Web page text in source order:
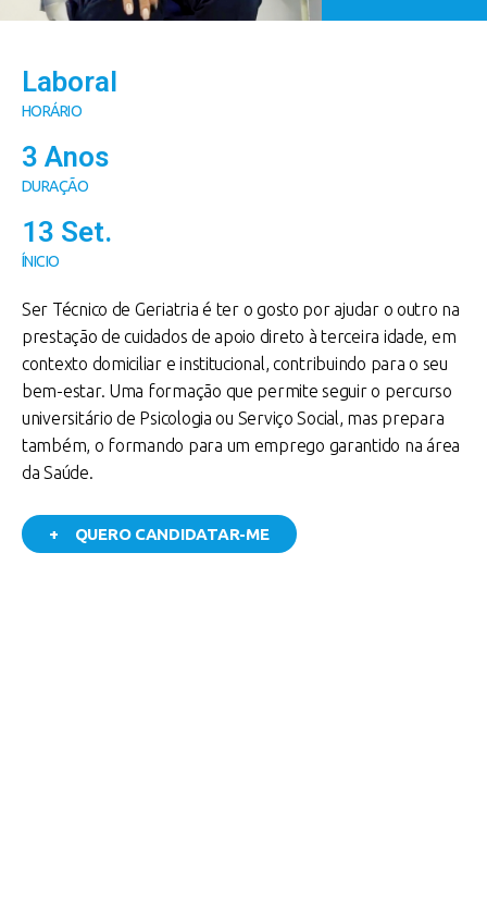
Laboral
HORÁRIO
3 Anos
DURAÇÃO
13 Set.
ÍNICIO
Ser Técnico de Geriatria é ter o gosto por ajudar o outro na
prestação de cuidados de apoio direto à terceira idade, em
contexto domiciliar e institucional, contribuindo para o seu
bem-estar. Uma formação que permite seguir o percurso
universitário de Psicologia ou Serviço Social, mas prepara
também, o formando para um emprego garantido na área
da Saúde.
+ QUERO CANDIDATAR-ME